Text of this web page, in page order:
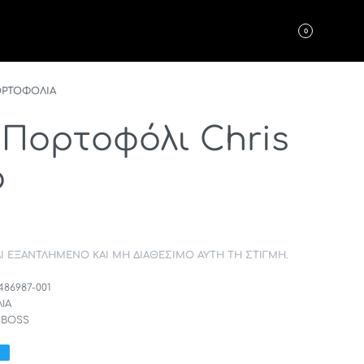
0
Chris
ΕΞΑΝΤΛΗΜΈΝΟ ΚΑΙ ΜΗ ΔΙΑΘΈΣΙΜΟ ΑΥΤΉ ΤΗ ΣΤΙΓΜΉ.
001